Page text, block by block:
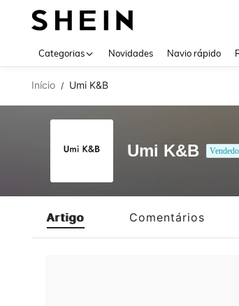
Categorias Novidades Navio rápido
Início / Umi K&B
Umi K&B
Artigo Comentários